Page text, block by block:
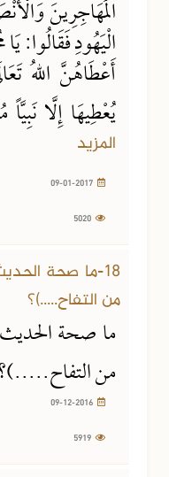
الْمُهَاجِرِينَ
الْيَهُودِ فَقَالُوا:
أَعْطَاهُنَّ اللهُ
يُعْطِيهَا إِلَّا
المزيد
18-ما صحة
من التفاح.....)؟
ما صحة
من